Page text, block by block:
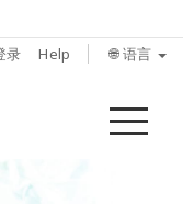
录 Help 🌐 语言
菜